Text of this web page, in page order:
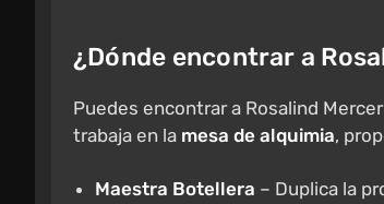
¿Dónde encontrar a
Puedes encontrar a Rosalind
trabaja en la mesa de alquimia,
Maestra Botellera – Duplica la